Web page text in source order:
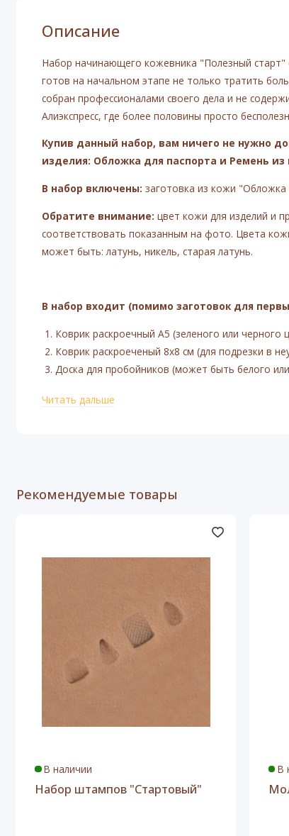
Описание
Набор начинающего кожевника "Полезный старт"
готов на начальном этапе не только тратить
собран профессионалами своего дела и не
Алиэкспресс, где более половины просто
Купив данный набор, вам ничего не нужно
изделия: Обложка для паспорта и Ремень из
В набор включены: заготовка из кожи "Обложка
Обратите внимание: цвет кожи для изделий и
соответствовать показанным на фото. Цвета
может быть: латунь, никель, старая латунь.
В набор входит (помимо заготовок для
Коврик раскроечный А5 (зеленого или черного
Коврик раскроеченый 8х8 см (для подрезки в
Доска для пробойников (может быть белого
Торцбил Wuta №2 (1 мм. Для снятия фаски с
Пробойник круглый 5мм (для пробивания
Шило конусное (для разметки на коже)
Циркуль разметочный (для нанесения линии шва)
Лопатка для клея
Шаблон акриловый для ремня 40 мм
Читать дальше
Рекомендуемые товары
В наличии
Набор штампов "Стартовый"
В